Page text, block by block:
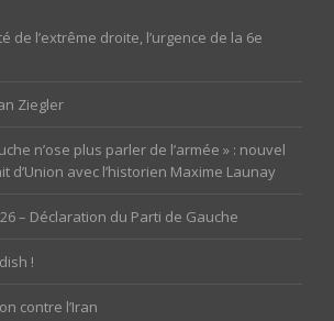
de l’extrême droite, l’urgence de la 6e
Ziegler
n’ose plus parler de l’armée » : nouvel
d’Union avec l’historien Maxime Launay
– Déclaration du Parti de Gauche
!
contre l’Iran